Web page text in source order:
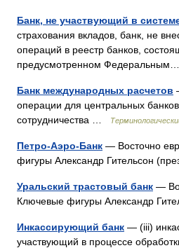
Банк, не участвующий в
страхования вкладов, банк, не
операций в реестр банков,
предусмотренном
Банк международных расчетов
операции для центральных
сотрудничества …
Петро-Аэро-Банк — Восточно
фигуры Александр Гительсон
Уральский трастовый банк —
Ключевые фигуры Александр
Инкассирующий банк — (iii)
участвующий в процессе